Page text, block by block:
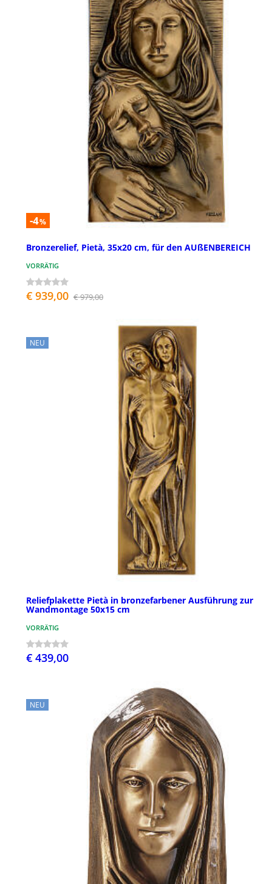
-4%
Bronzerelief, Pietà, 35x20 cm, für den AUßENBEREICH
VORRÄTIG
€ 939,00 € 979,00
NEU
Reliefplakette Pietà in bronzefarbener Ausführung zur
Wandmontage 50x15 cm
VORRÄTIG
€ 439,00
NEU